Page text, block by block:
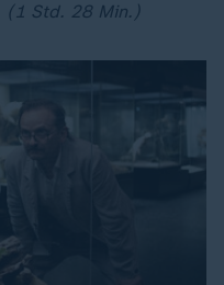
(1 Std. 28 Min.)